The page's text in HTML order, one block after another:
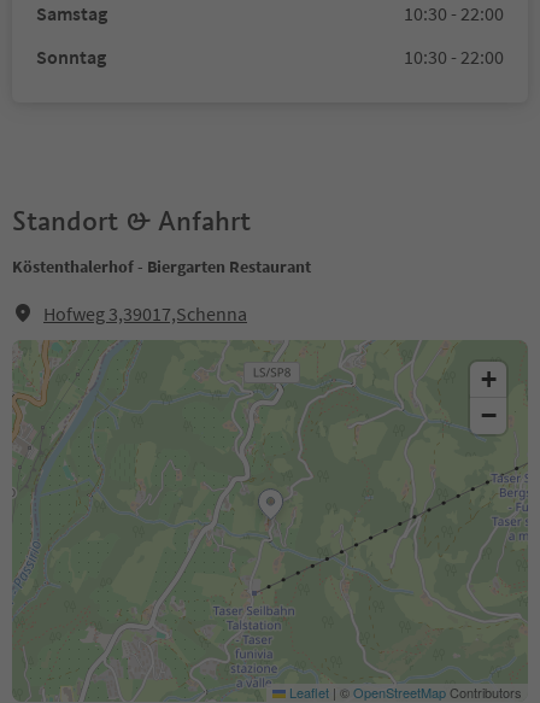
Samstag
10:30 - 22:00
Sonntag
10:30 - 22:00
Standort & Anfahrt
Köstenthalerhof - Biergarten Restaurant
Hofweg 3,39017,Schenna
+
−
Leaflet | ©OpenStreetMapContributors